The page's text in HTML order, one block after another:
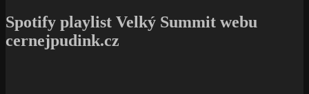
Spotify playlist Velký Summit webu
cernejpudink.cz